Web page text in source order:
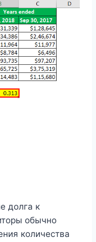
долга к
обычно
количества